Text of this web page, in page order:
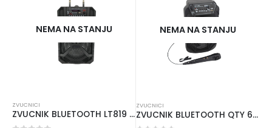
NEMA NA STANJU
ZVUCNICI
ZVUCNIK BLUETOOTH LT819 8 IN
NEMA NA STANJU
ZVUCNICI
ZVUCNIK BLUETOOTH QTY 612